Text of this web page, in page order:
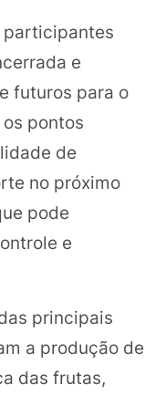
participantes
e
futuros para o
pontos
de
no próximo
pode
e
principais
a produção de
das frutas,